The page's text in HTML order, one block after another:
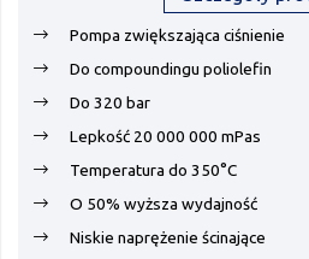
Pompa zwiększająca ciśnienie
Do compoundingu poliolefin
Do 320 bar
Lepkość 20 000 000 mPas
Temperatura do 350°C
O 50% wyższa wydajność
Niskie naprężenie ścinające